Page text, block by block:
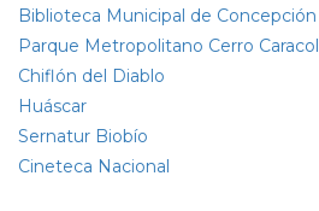
Biblioteca Municipal de Concepción
Parque Metropolitano Cerro Caracol
Chiflón del Diablo
Huáscar
Sernatur Biobío
Cineteca Nacional